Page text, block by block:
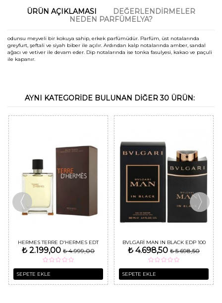
ÜRÜN AÇIKLAMASI
DEĞERLENDIRMELER
NEDEN PARFÜMELYA?
odunsu meyveli bir kokuya sahip, erkek parfümüdür. Parfüm, üst notalarında
greyfurt, şeftali ve siyah biber ile açılır. Ardından kalp notalarında amber, sandal
ağacı ve vetiver ile devam eder. Dip notalarında ise tonka fasulyesi, kakao ve paçuli
ile kapanır.
AYNI KATEGORIDE BULUNAN DIĞER 30 ÜRÜN:
HERMES TERRE D'HERMES EDT
100 ML ERKEK PARFÜM
₺ 2.199,00 ₺ 4.999,00
SEPETE EKLE
BVLGARI MAN IN BLACK EDP 100
ML ERKEK PARFÜMÜ
₺ 4.698,50 ₺ 5.698,50
SEPETE EKLE